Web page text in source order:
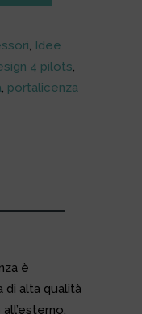
, Idee
4 pilots,
, portalicenza
è
di alta qualità